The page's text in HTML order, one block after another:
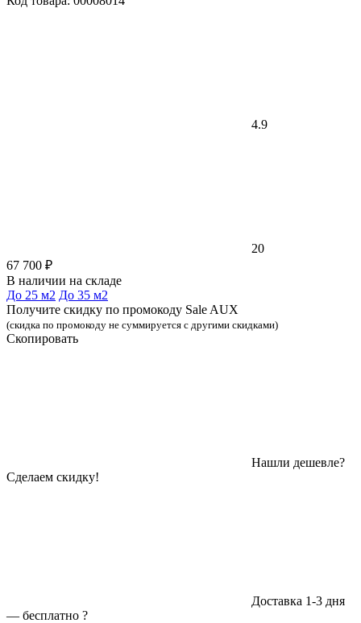
4.9
20
67 700 ₽
В наличии на складе
До 25 м2 До 35 м2
Получите скидку по промокоду Sale AUX
(скидка по промокоду не суммируется с другими скидками)
Скопировать
Нашли дешевле?
Сделаем скидку!
Доставка 1-3 дня
— бесплатно ?